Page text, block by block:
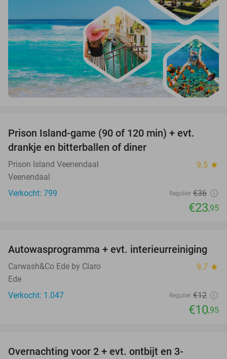
Prison Island-game (90 of 120 min) + evt.
drankje en bitterballen of diner
Prison Island Veenendaal 9.5 star
Veenendaal
Verkocht: 799
Regulier €36
€23,95
9%
Autowasprogramma + evt. interieurreiniging
Carwash&Co Ede by Claro 9.7 star
Ede
Verkocht: 1.047
Regulier €12
€10,95
Overnachting voor 2 + evt. ontbijt en 3-